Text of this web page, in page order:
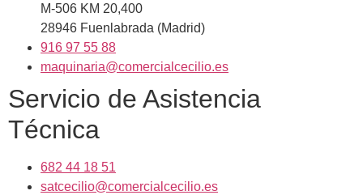
M-506 KM 20,400
28946 Fuenlabrada (Madrid)
916 97 55 88
maquinaria@comercialcecilio.es
Servicio de Asistencia
Técnica
682 44 18 51
satcecilio@comercialcecilio.es